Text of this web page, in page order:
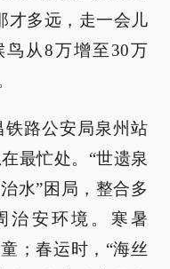
才多远，走一会儿
鸟从8万增至30万
铁路公安局泉州站
最忙处。“世遗泉
水”困局，整合多
治安环境。寒暑
；春运时，“海丝